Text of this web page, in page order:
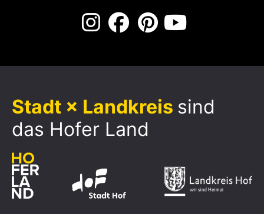
Stadt × Landkreis sind
das Hofer Land